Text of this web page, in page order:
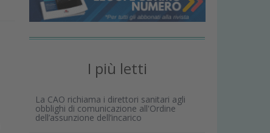
I più letti
La CAO richiama i direttori sanitari agli
obblighi di comunicazione all'Ordine
dell’assunzione dell’incarico